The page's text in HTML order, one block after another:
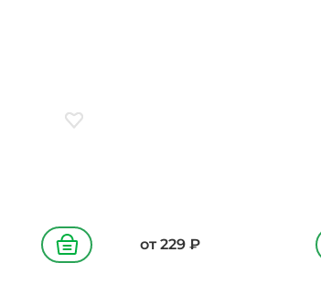
Добавить в избранное
В корзину от 229 ₽